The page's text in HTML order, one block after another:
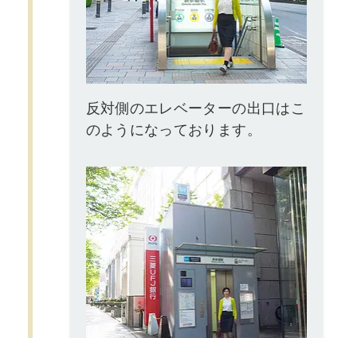
反対側のエレベーターの出口はこ
のようになっております。